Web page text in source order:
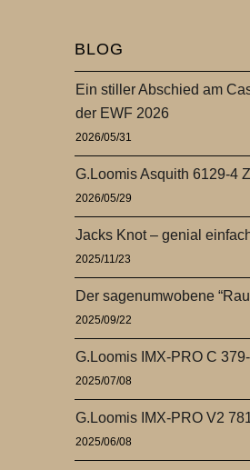
BLOG
Ein stiller Abschied am
der EWF 2026
2026/05/31
G.Loomis Asquith 6129-4
2026/05/29
Jacks Knot – genial
2025/11/23
Der sagenumwobene
2025/09/22
G.Loomis IMX-PRO C
2025/07/08
G.Loomis IMX-PRO V2
2025/06/08